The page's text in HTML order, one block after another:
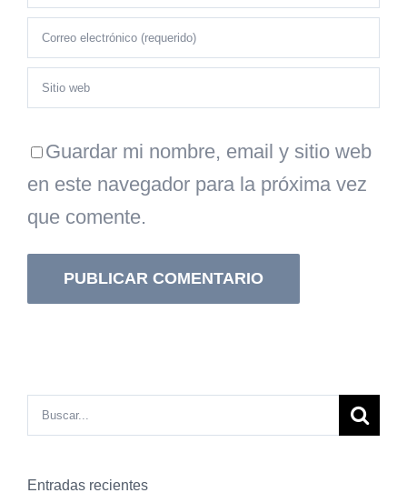
Guardar mi nombre, email y sitio web
en este navegador para la próxima vez
que comente.
Buscar:
Entradas recientes